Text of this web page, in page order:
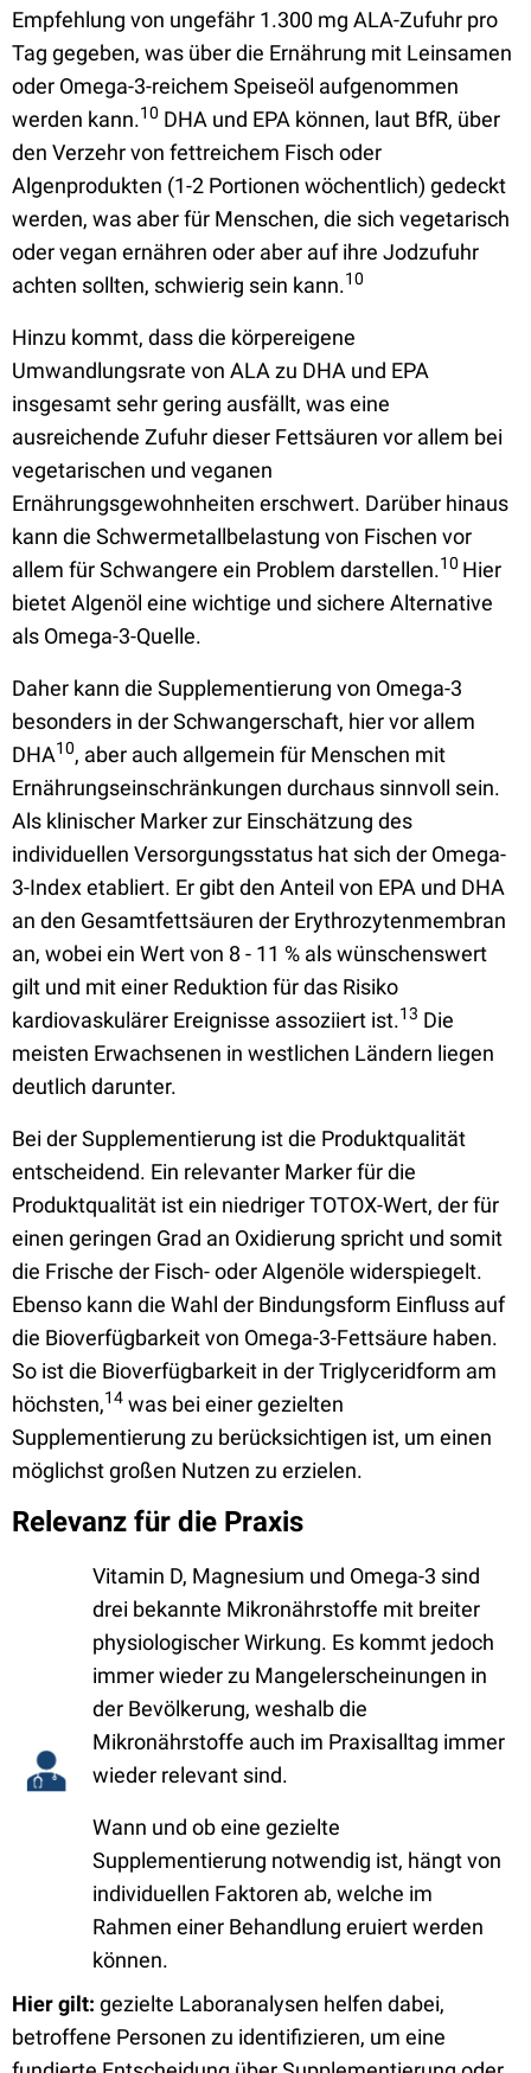
Empfehlung von ungefähr 1.300 mg ALA-Zufuhr pro
Tag gegeben, was über die Ernährung mit Leinsamen
oder Omega-3-reichem Speiseöl aufgenommen
werden kann.10 DHA und EPA können, laut BfR, über
den Verzehr von fettreichem Fisch oder
Algenprodukten (1-2 Portionen wöchentlich) gedeckt
werden, was aber für Menschen, die sich vegetarisch
oder vegan ernähren oder aber auf ihre Jodzufuhr
achten sollten, schwierig sein kann.10
Hinzu kommt, dass die körpereigene
Umwandlungsrate von ALA zu DHA und EPA
insgesamt sehr gering ausfällt, was eine
ausreichende Zufuhr dieser Fettsäuren vor allem bei
vegetarischen und veganen
Ernährungsgewohnheiten erschwert. Darüber hinaus
kann die Schwermetallbelastung von Fischen vor
allem für Schwangere ein Problem darstellen.10 Hier
bietet Algenöl eine wichtige und sichere Alternative
als Omega-3-Quelle.
Daher kann die Supplementierung von Omega-3
besonders in der Schwangerschaft, hier vor allem
DHA10, aber auch allgemein für Menschen mit
Ernährungseinschränkungen durchaus sinnvoll sein.
Als klinischer Marker zur Einschätzung des
individuellen Versorgungsstatus hat sich der Omega-
3-Index etabliert. Er gibt den Anteil von EPA und DHA
an den Gesamtfettsäuren der Erythrozytenmembran
an, wobei ein Wert von 8 - 11 % als wünschenswert
gilt und mit einer Reduktion für das Risiko
kardiovaskulärer Ereignisse assoziiert ist.13 Die
meisten Erwachsenen in westlichen Ländern liegen
deutlich darunter.
Bei der Supplementierung ist die Produktqualität
entscheidend. Ein relevanter Marker für die
Produktqualität ist ein niedriger TOTOX-Wert, der für
einen geringen Grad an Oxidierung spricht und somit
die Frische der Fisch- oder Algenöle widerspiegelt.
Ebenso kann die Wahl der Bindungsform Einfluss auf
die Bioverfügbarkeit von Omega-3-Fettsäure haben.
So ist die Bioverfügbarkeit in der Triglyceridform am
höchsten,14 was bei einer gezielten
Supplementierung zu berücksichtigen ist, um einen
möglichst großen Nutzen zu erzielen.
Relevanz für die Praxis
Vitamin D, Magnesium und Omega-3 sind
drei bekannte Mikronährstoffe mit breiter
physiologischer Wirkung. Es kommt jedoch
immer wieder zu Mangelerscheinungen in
der Bevölkerung, weshalb die
Mikronährstoffe auch im Praxisalltag immer
wieder relevant sind.
Wann und ob eine gezielte
Supplementierung notwendig ist, hängt von
individuellen Faktoren ab, welche im
Rahmen einer Behandlung eruiert werden
können.
Hier gilt: gezielte Laboranalysen helfen dabei,
betroffene Personen zu identifizieren, um eine